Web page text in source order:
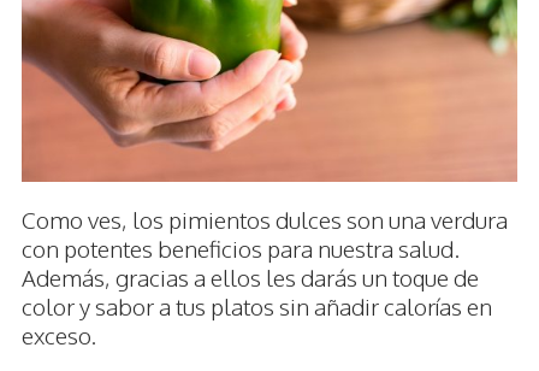
Como ves, los pimientos dulces son una verdura
con potentes beneficios para nuestra salud.
Además, gracias a ellos les darás un toque de
color y sabor a tus platos sin añadir calorías en
exceso.